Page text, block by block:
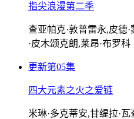
指尖浪漫第二季
查亚帕克·敦普雷永,皮德
·皮木颂克朗,莱昂·布罗科
更新第05集
四大元素之火之爱链
米琳·多克蒂安,甘缇拉·